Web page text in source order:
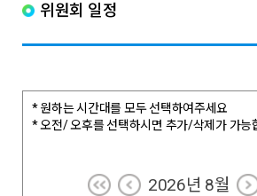
위원회 일정
* 원하는 시간대를 모두 선택하여주세요
* 오전/ 오후를 선택하시면 추가/삭제가 가능
2026년 8월